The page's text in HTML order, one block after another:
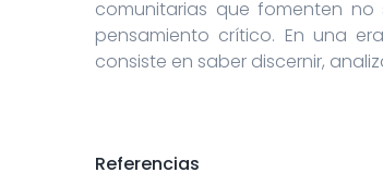
comunitarias que fomenten
pensamiento crítico. En una
consiste en saber discernir,
Referencias